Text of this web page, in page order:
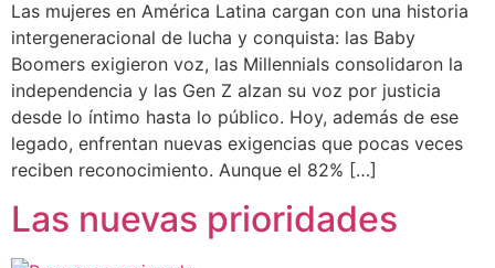
Las mujeres en América Latina cargan con una historia
intergeneracional de lucha y conquista: las Baby
Boomers exigieron voz, las Millennials consolidaron la
independencia y las Gen Z alzan su voz por justicia
desde lo íntimo hasta lo público. Hoy, además de ese
legado, enfrentan nuevas exigencias que pocas veces
reciben reconocimiento. Aunque el 82% […]
Las nuevas prioridades